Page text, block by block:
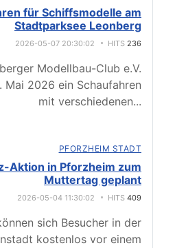
für Schiffsmodelle am
Stadtparksee Leonberg
2026-05-07 20:30:02 HITS 236
Modellbau-Club e.V.
Mai 2026 ein Schaufahren
mit verschiedenen...
PFORZHEIM STADT
Aktion in Pforzheim zum
Muttertag geplant
2026-05-04 11:30:02 HITS 409
sich Besucher in der
kostenlos vor einem